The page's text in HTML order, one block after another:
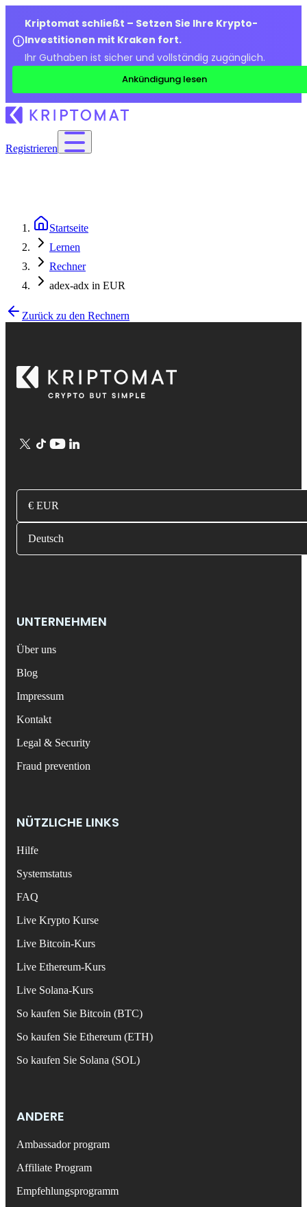
Kriptomat schließt – Setzen Sie Ihre Krypto-
Investitionen mit Kraken fort.
Ihr Guthaben ist sicher und vollständig zugänglich.
Ankündigung lesen
Registrieren
Startseite
Lernen
Rechner
adex-adx in EUR
Zurück zu den Rechnern
€ EUR
Deutsch
UNTERNEHMEN
Über uns
Blog
Impressum
Kontakt
Legal & Security
Fraud prevention
NÜTZLICHE LINKS
Hilfe
Systemstatus
FAQ
Live Krypto Kurse
Live Bitcoin-Kurs
Live Ethereum-Kurs
Live Solana-Kurs
So kaufen Sie Bitcoin (BTC)
So kaufen Sie Ethereum (ETH)
So kaufen Sie Solana (SOL)
ANDERE
Ambassador program
Affiliate Program
Empfehlungsprogramm